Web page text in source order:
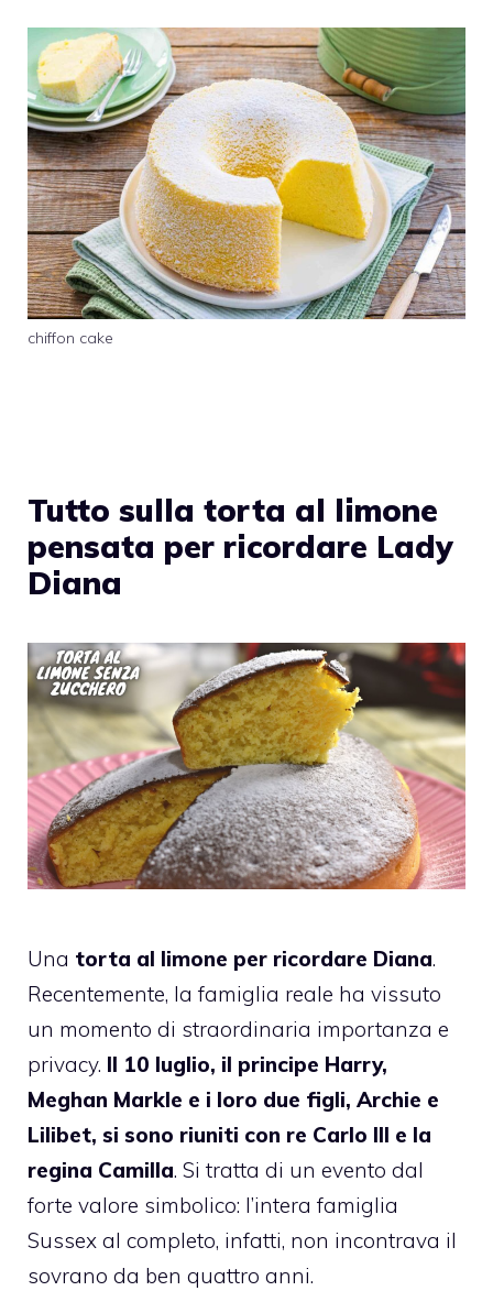
chiffon cake
Tutto sulla torta al limone
pensata per ricordare Lady
Diana
Una torta al limone per ricordare Diana.
Recentemente, la famiglia reale ha vissuto
un momento di straordinaria importanza e
privacy. Il 10 luglio, il principe Harry,
Meghan Markle e i loro due figli, Archie e
Lilibet, si sono riuniti con re Carlo III e la
regina Camilla. Si tratta di un evento dal
forte valore simbolico: l’intera famiglia
Sussex al completo, infatti, non incontrava il
sovrano da ben quattro anni.